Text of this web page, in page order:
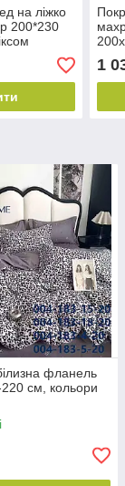
на ліжко
200*230
1
фланель
см, кольори